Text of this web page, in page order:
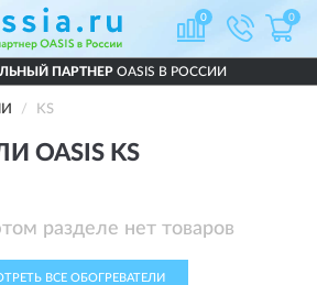
0 0
ПАРТНЕР OASIS В РОССИИ
KS
OASIS KS
разделе нет товаров
ВСЕ ОБОГРЕВАТЕЛИ